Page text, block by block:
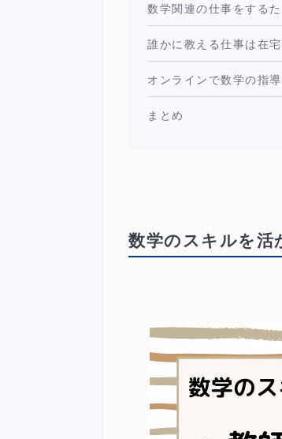
数学関連の仕事をする
誰かに教える仕事は在
オンラインで数学の指
まとめ
数学のスキルを活